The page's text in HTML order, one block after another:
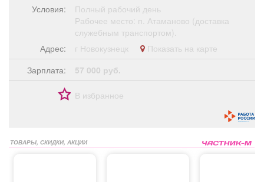
Условия:
Полный рабочий день
Рабочее место: п. Атаманово (доставка
служебным транспортом).
Адрес:
г Новокузнецк
Показать на карте
Зарплата:
57 000 руб.
В избранное
ТОВАРЫ, СКИДКИ, АКЦИИ